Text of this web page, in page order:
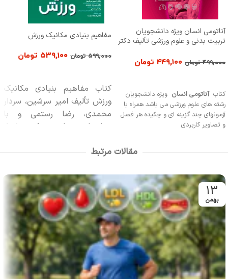
آناتومی انسان ویژه دانشجویان
تربیت بدنی و علوم ورزشی تألیف دکتر
۴۹۹,۰۰۰ تومان ۴۴۹,۱۰۰ تومان
کتاب آناتومی انسان ویژه دانشجویان
رشته های علوم ورزشی می باشد همراه با
آزمونهای چند گزینه ای و چکیده هر فصل
و تصاویر کاربردی
مفاهیم بنیادی مکانیک ورزش
۵۹۹,۰۰۰ تومان ۵۳۹,۱۰۰ تومان
کتاب مفاهیم بنیادی مکانیک
ورزش تألیف امیر سرشین، سردار
محمدی، رضا رستمی و با
ویراستاری علمی دکتر شهلا
قطع وزیری، چاپ هفتم 1399 از
نشر عرضه شده است
مقالات مرتبط
13
بهمن